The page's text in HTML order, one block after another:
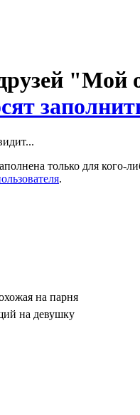
"Мой
только для кого-
.
на парня
на девушку